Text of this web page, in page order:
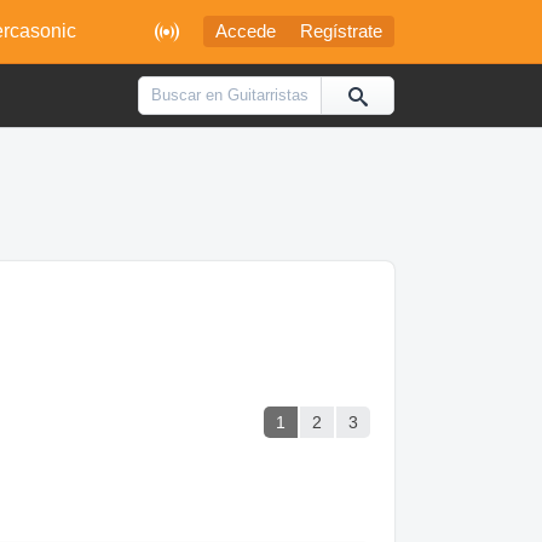
 Accede Regístrate
1 2 3